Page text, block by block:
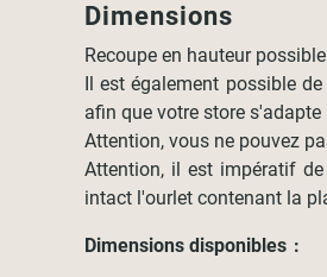
Dimensions
Recoupe en hauteur
Il est également possible
afin que votre store
Attention, vous ne pouvez
Attention, il est impératif
intact l'ourlet contenant la
Dimensions disponibles :